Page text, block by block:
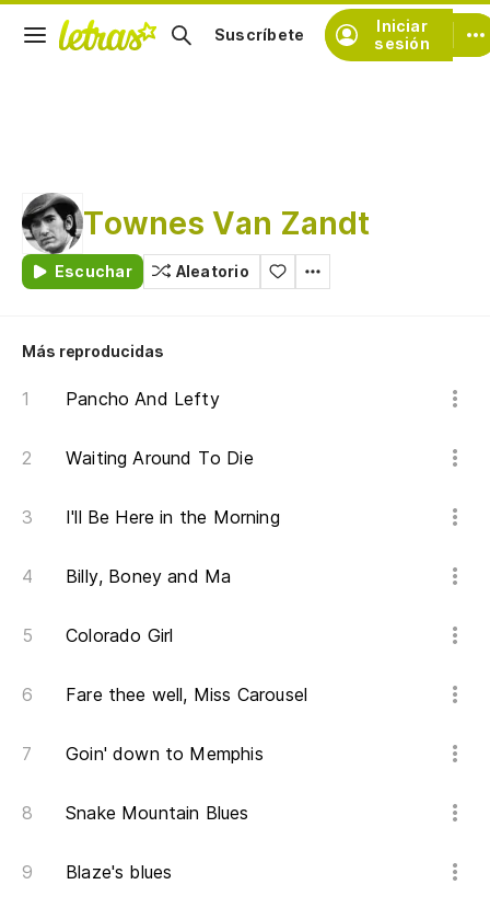
Iniciar
sesión
Suscríbete
Townes Van Zandt
Escuchar Aleatorio
Más reproducidas
Pancho And Lefty
Waiting Around To Die
I'll Be Here in the Morning
Billy, Boney and Ma
Colorado Girl
Fare thee well, Miss Carousel
Goin' down to Memphis
Snake Mountain Blues
Blaze's blues